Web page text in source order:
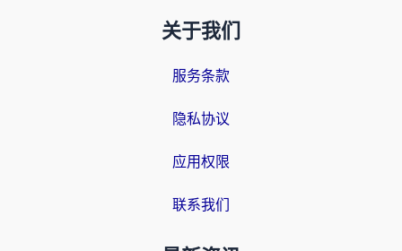
关于我们
服务条款
隐私协议
应用权限
联系我们